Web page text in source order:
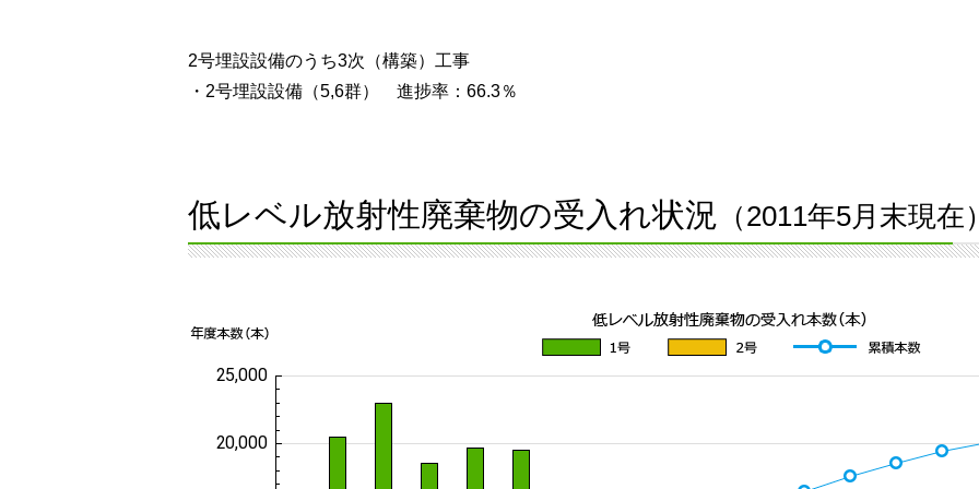
2号埋設設備のうち3次（構築）工事
・2号埋設設備（5,6群） 進捗率：66.3％
低レベル放射性廃棄物の受入れ状況 （2011年5月末現在